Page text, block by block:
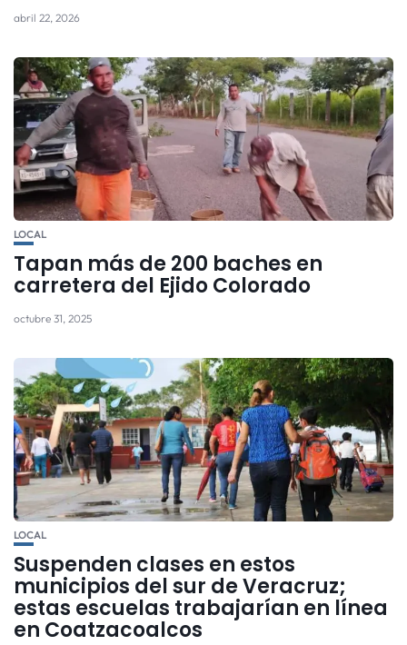
abril 22, 2026
LOCAL
Tapan más de 200 baches en
carretera del Ejido Colorado
octubre 31, 2025
LOCAL
Suspenden clases en estos
municipios del sur de Veracruz;
estas escuelas trabajarían en línea
en Coatzacoalcos